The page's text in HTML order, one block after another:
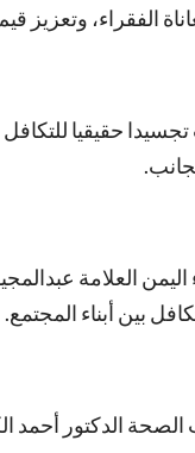
الفقراء، وتعزيز
تجسيدا حقيقيا
العلامة
بين أبناء المجتمع.
الدكتور أحمد